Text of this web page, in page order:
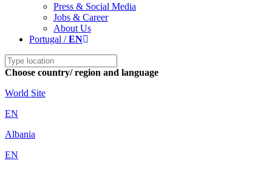
Press & Social Media
Jobs & Career
About Us
Portugal /EN
Choose country/ region and language
World Site
EN
Albania
EN